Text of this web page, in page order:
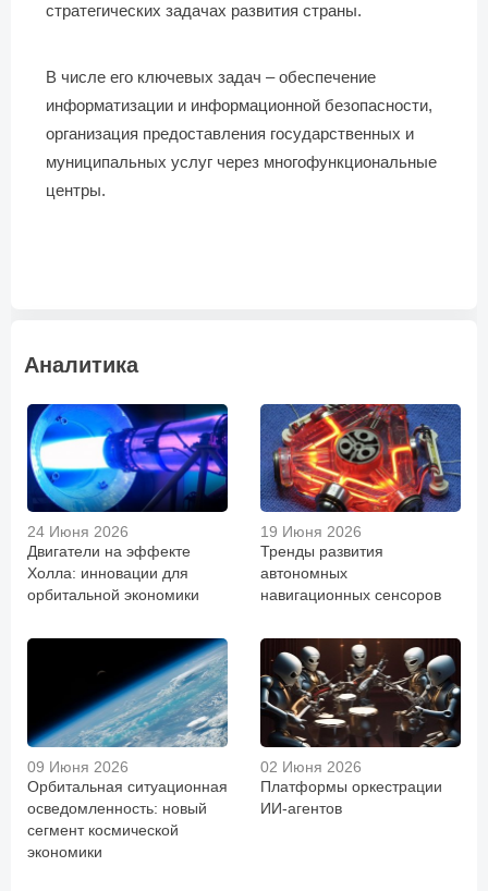
стратегических задачах развития страны.
В числе его ключевых задач – обеспечение
информатизации и информационной безопасности,
организация предоставления государственных и
муниципальных услуг через многофункциональные
центры.
Аналитика
24 Июня 2026
Двигатели на эффекте
Холла: инновации для
орбитальной экономики
19 Июня 2026
Тренды развития
автономных
навигационных сенсоров
09 Июня 2026
Орбитальная ситуационная
осведомленность: новый
сегмент космической
экономики
02 Июня 2026
Платформы оркестрации
ИИ-агентов